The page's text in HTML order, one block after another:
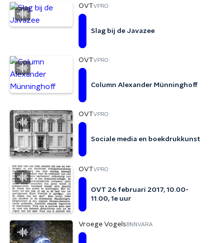
OVTVPRO
Slag bij de Javazee
OVTVPRO
Column Alexander Münninghoff
OVTVPRO
Sociale media en boekdrukkunst
OVTVPRO
OVT 26 februari 2017, 10.00-
11.00, 1e uur
Vroege Vogels BNNVARA